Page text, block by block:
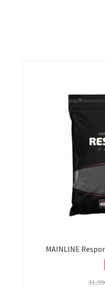
MAINLINE
31,99